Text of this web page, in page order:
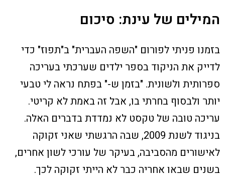
המילים של עינת: סיכום
בזמנו פניתי לפורום "השפה העברית" ב"תפוז" כדי
לדייק את הניקוד בספר ילדים שערכתי בעריכה
ספרותית ולשונית. "בזמן ש-" בפתח נראה לי טבעי
יותר ולבסוף בחרתי בו, אבל זה באמת לא קריטי.
עריכה טובה של טקסט לא נמדדת בדברים האלה.
בניגוד לשנת 2009, שבה הרגשתי שאני זקוקה
לאישורים מהסביבה, בעיקר של עורכי לשון אחרים,
בשנים שבאו אחריה כבר לא הייתי זקוקה לכך.